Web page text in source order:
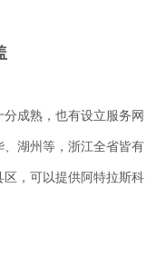
成熟，也有设立服务网
湖州等，浙江全省皆有
，可以提供阿特拉斯科